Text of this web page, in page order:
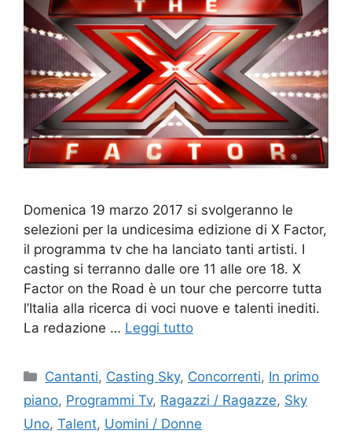
Domenica 19 marzo 2017 si svolgeranno le
selezioni per la undicesima edizione di X Factor,
il programma tv che ha lanciato tanti artisti. I
casting si terranno dalle ore 11 alle ore 18. X
Factor on the Road è un tour che percorre tutta
l’Italia alla ricerca di voci nuove e talenti inediti.
La redazione … Leggi tutto
Categorie
Cantanti, Casting Sky, Concorrenti, In primo
piano, Programmi Tv, Ragazzi / Ragazze, Sky
Uno, Talent, Uomini / Donne